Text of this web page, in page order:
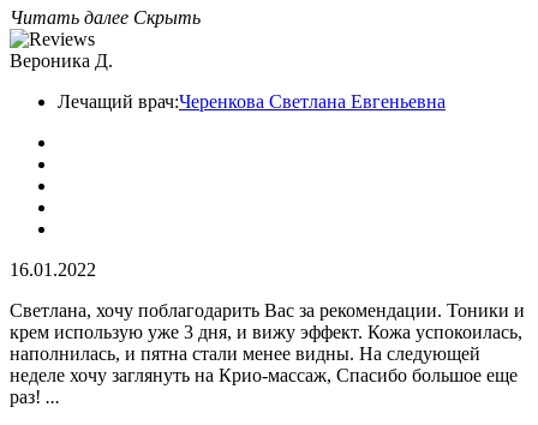
Читать далее Скрыть
Вероника Д.
Лечащий врач:Черенкова Светлана Евгеньевна
16.01.2022
Светлана, хочу поблагодарить Вас за рекомендации. Тоники и
крем использую уже 3 дня, и вижу эффект. Кожа успокоилась,
наполнилась, и пятна стали менее видны. На следующей
неделе хочу заглянуть на Крио-массаж, Спасибо большое еще
раз! ...